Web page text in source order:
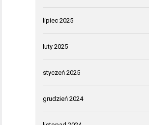
lipiec 2025
luty 2025
styczeń 2025
grudzień 2024